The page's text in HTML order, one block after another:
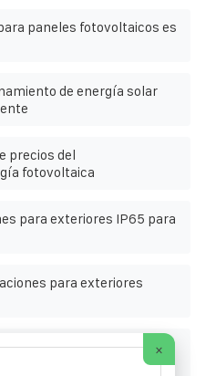
paneles fotovoltaicos es
de energía solar
precios del
fotovoltaica
para exteriores IP65 para
para exteriores
para gabinete de baterías
×